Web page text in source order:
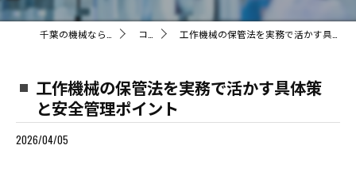
コラム 工作機械の保管法を実務で活かす具体策と安全管理ポイント
工作機械の保管法を実務で活かす具体策
と安全管理ポイント
2026/04/05